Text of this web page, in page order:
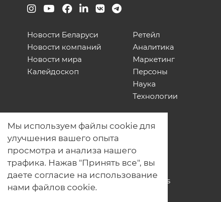
Новости Беларуси
Новости компаний
Новости мира
Калейдоскоп
Ретейл
Аналитика
Маркетинг
Персоны
Наука
Технологии
О нас
Наши проекты
Связь с нами
Общая политика обработки
персональных данных
Политика обработки файлов Cookies
Политика обработки персональных
Мы используем файлы cookie для
улучшения вашего опыта
просмотра и анализа нашего
трафика. Нажав "Принять все", вы
даете согласие на использование
нами файлов cookie.